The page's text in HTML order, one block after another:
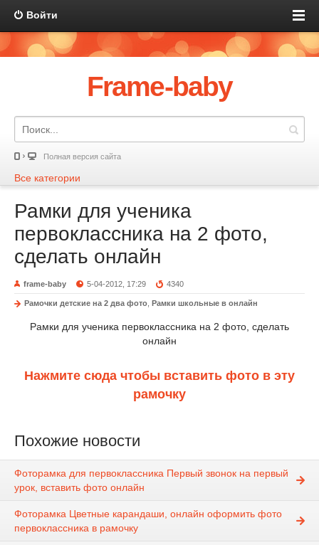
Войти
Frame-baby
Полная версия сайта
Все категории
Рамки для ученика
первоклассника на 2 фото,
сделать онлайн
frame-baby 5-04-2012, 17:29 4340
Рамочки детские на 2 два фото Рамки школьные в онлайн
Рамки для ученика первоклассника на 2 фото, сделать
онлайн
Нажмите сюда чтобы вставить фото в эту
рамочку
Похожие новости
Фоторамка для первоклассника Первый звонок на первый
урок, вставить фото онлайн
Фоторамка Цветные карандаши, онлайн оформить фото
первоклассника в рамочку